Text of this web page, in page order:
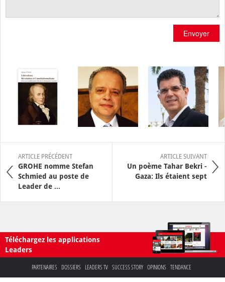
Envoyer
ARTICLE PRÉCÉDENT
GROHE nomme Stefan
Schmied au poste de
Leader de ...
ARTICLE SUIVANT
Un poème Tahar Bekri -
Gaza: Ils étaient sept
Téléchargez les applications
Leaders
PARTENAIRES DOSSIERS LEADERS TV SUCCESS STORY OPINIONS TENDANCE